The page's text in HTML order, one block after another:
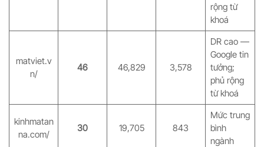
rộng từ
khoá
matviet.v
n/
46 46,829 3,578
DR cao —
Google tin
tưởng;
phủ rộng
từ khoá
kinhmatan
na.com/
30 19,705 843
Mức trung
bình
ngành